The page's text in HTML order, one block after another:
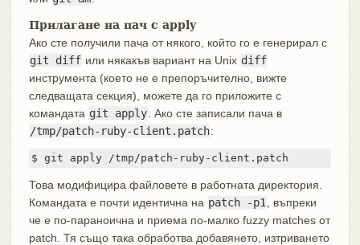
Прилагане на пач с apply
Ако сте получили пача от някого, който го е генерирал с
git diff или някакъв вариант на Unix diff
инструмента (което не е препоръчително, вижте
следващата секция), можете да го приложите с
командата git apply . Ако сте записали пача в
/tmp/patch-ruby-client.patch:
$ git apply /tmp/patch-ruby-client.patch
Това модифицира файловете в работната директория.
Командата е почти идентична на patch -p1
, въпреки
че е по-параноична и приема по-малко fuzzy matches от
patch. Тя също така обработва добавянето, изтриването